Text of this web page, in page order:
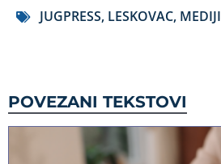
JUGPRESS, LESKOVAC, MEDIJI
POVEZANI TEKSTOVI